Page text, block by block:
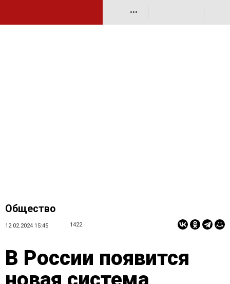
•••
Общество
12.02.2024 15:45 1422
В России появится